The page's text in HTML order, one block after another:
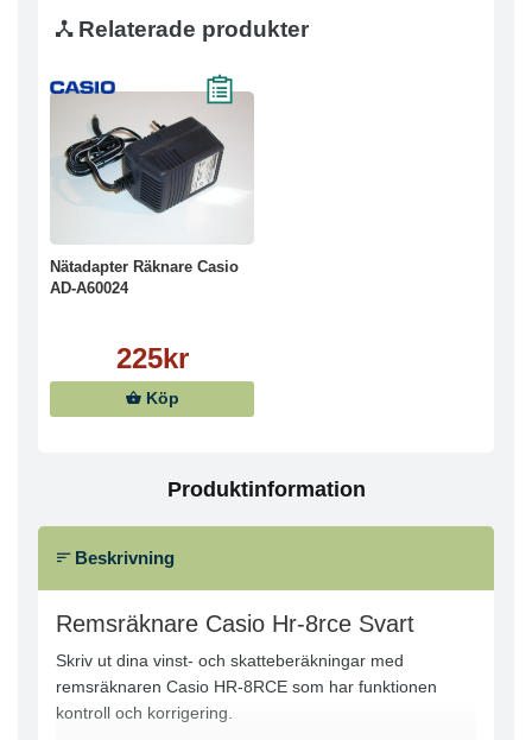
Relaterade produkter
Nätadapter Räknare Casio
AD-A60024
225kr
Köp
Produktinformation
Beskrivning
Remsräknare Casio Hr-8rce Svart
Skriv ut dina vinst- och skatteberäkningar med
remsräknaren Casio HR-8RCE som har funktionen
kontroll och korrigering.